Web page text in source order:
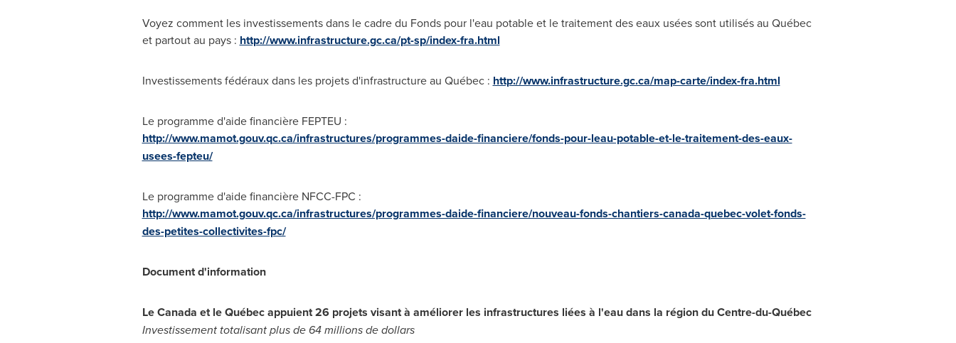
Voyez comment les investissements dans le cadre du Fonds pour l'eau potable et le traitement des eaux usées sont utilisés au Québec
et partout au pays : http://www.infrastructure.gc.ca/pt-sp/index-fra.html
Investissements fédéraux dans les projets d'infrastructure au Québec : http://www.infrastructure.gc.ca/map-carte/index-fra.html
Le programme d'aide financière FEPTEU :
http://www.mamot.gouv.qc.ca/infrastructures/programmes-daide-financiere/fonds-pour-leau-potable-et-le-traitement-des-eaux-
usees-fepteu/
Le programme d'aide financière NFCC-FPC :
http://www.mamot.gouv.qc.ca/infrastructures/programmes-daide-financiere/nouveau-fonds-chantiers-canada-quebec-volet-fonds-
des-petites-collectivites-fpc/
Document d'information
Le Canada et le Québec appuient 26 projets visant à améliorer les infrastructures liées à l'eau dans la région du Centre-du-Québec
Investissement totalisant plus de 64 millions de dollars